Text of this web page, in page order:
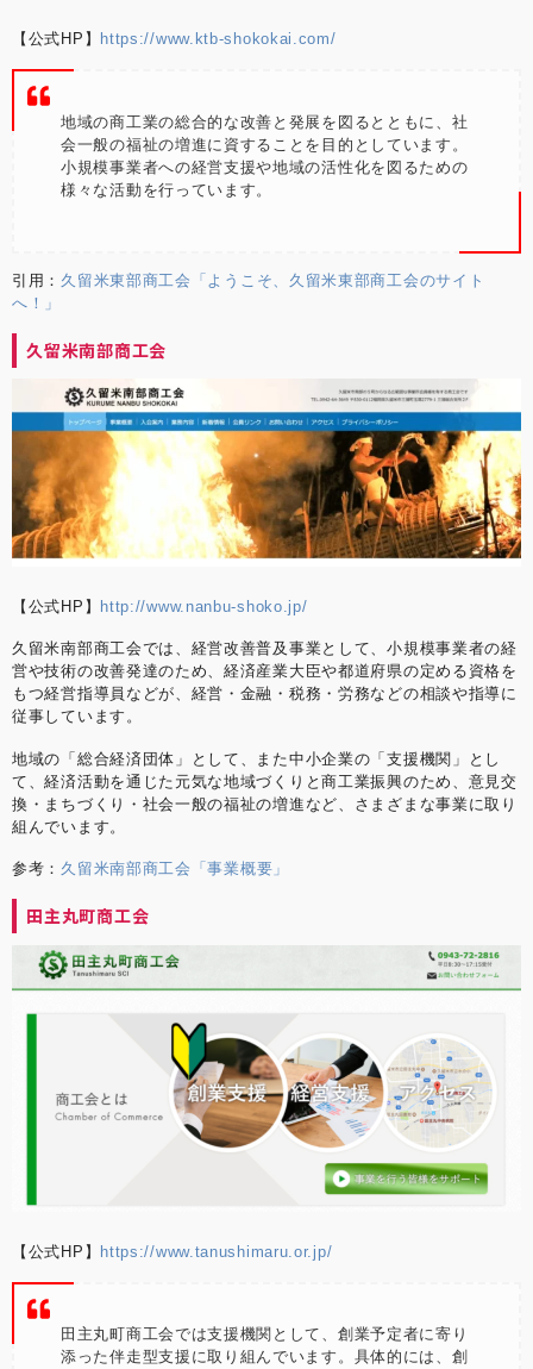
【公式HP】 https://www.ktb-shokokai.com/
地域の商工業の総合的な改善と発展を図るとともに、社
会一般の福祉の増進に資することを目的としています。
小規模事業者への経営支援や地域の活性化を図るための
様々な活動を行っています。
引用： 久留米東部商工会「ようこそ、久留米東部商工会のサイト
へ！」
久留米南部商工会
【公式HP】 http://www.nanbu-shoko.jp/
久留米南部商工会では、経営改善普及事業として、小規模事業者の経
営や技術の改善発達のため、経済産業大臣や都道府県の定める資格を
もつ経営指導員などが、経営・金融・税務・労務などの相談や指導に
従事しています。
地域の「総合経済団体」として、また中小企業の「支援機関」とし
て、経済活動を通じた元気な地域づくりと商工業振興のため、意見交
換・まちづくり・社会一般の福祉の増進など、さまざまな事業に取り
組んでいます。
参考： 久留米南部商工会「事業概要」
田主丸町商工会
【公式HP】 https://www.tanushimaru.or.jp/
田主丸町商工会では支援機関として、創業予定者に寄り
添った伴走型支援に取り組んでいます。具体的には、創